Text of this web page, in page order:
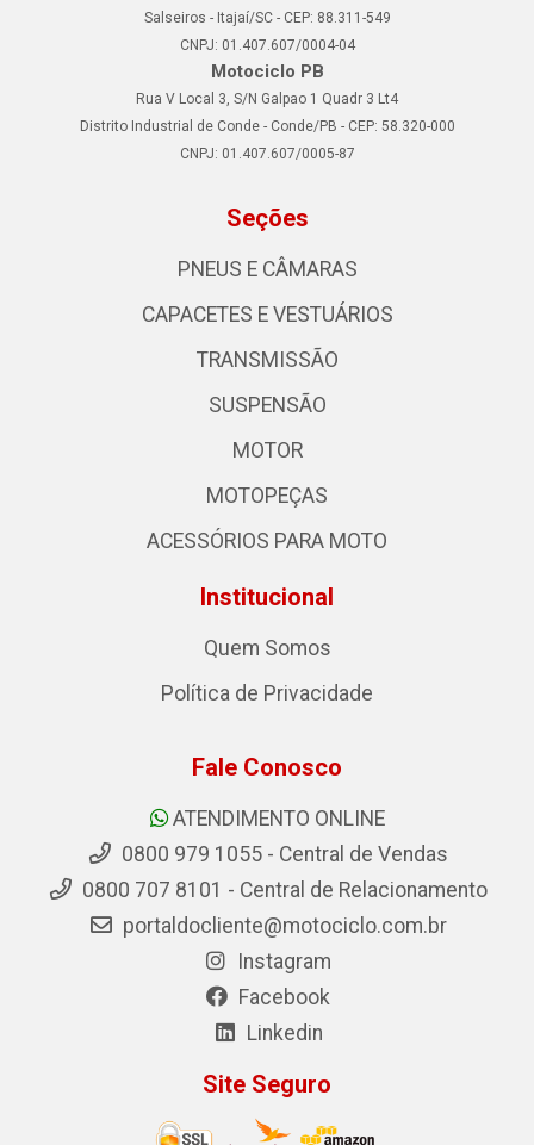
Salseiros - Itajaí/SC - CEP: 88.311-549
CNPJ: 01.407.607/0004-04
Motociclo PB
Rua V Local 3, S/N Galpao 1 Quadr 3 Lt4
Distrito Industrial de Conde - Conde/PB - CEP: 58.320-000
CNPJ: 01.407.607/0005-87
Seções
PNEUS E CÂMARAS
CAPACETES E VESTUÁRIOS
TRANSMISSÃO
SUSPENSÃO
MOTOR
MOTOPEÇAS
ACESSÓRIOS PARA MOTO
Institucional
Quem Somos
Política de Privacidade
Fale Conosco
ATENDIMENTO ONLINE
0800 979 1055 - Central de Vendas
0800 707 8101 - Central de Relacionamento
portaldocliente@motociclo.com.br
Instagram
Facebook
Linkedin
Site Seguro